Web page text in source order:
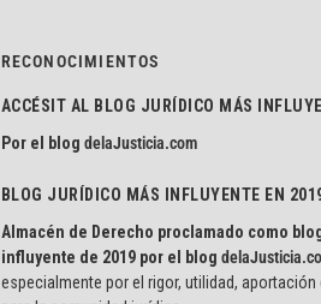
RECONOCIMIENTOS
ACCÉSIT AL BLOG JURÍDICO MÁS
Por el blog delaJusticia.com
BLOG JURÍDICO MÁS INFLUYENTE EN
Almacén de Derecho proclamado como
influyente de 2019 por el blog
especialmente por el rigor, utilidad, aportación